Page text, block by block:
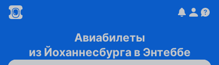
Авиабилеты
из Йоханнесбурга в Энтеббе